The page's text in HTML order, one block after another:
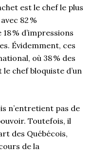
est le chef le plus
82 %
% d’impressions
Évidemment, ces
où 38 % des
chef bloquiste d’un
n’entretient pas de
Toutefois, il
des Québécois,
de la